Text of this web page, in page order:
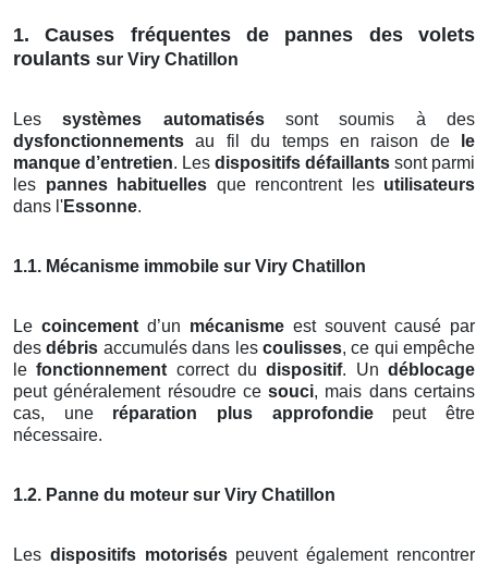
1. Causes fréquentes de pannes des volets
roulants sur Viry Chatillon
Lessystèmes automatiséssont soumis à des
dysfonctionnements au fil du temps en raison de
le
manque d’entretien. Les dispositifs défaillants sont parmi
les pannes habituelles que rencontrent les utilisateurs
dans l'Essonne.
1.1. Mécanisme immobile sur Viry Chatillon
Le coincement d’un mécanisme est souvent causé par
desdébris accumulés dans les coulisses, ce qui empêche
lefonctionnement correct dudispositif. Undéblocage
peut généralement résoudre cesouci, mais dans certains
cas, une réparation plus approfondiepeut être
nécessaire.
1.2. Panne du moteur sur Viry Chatillon
Les dispositifs motoriséspeuvent également rencontrer